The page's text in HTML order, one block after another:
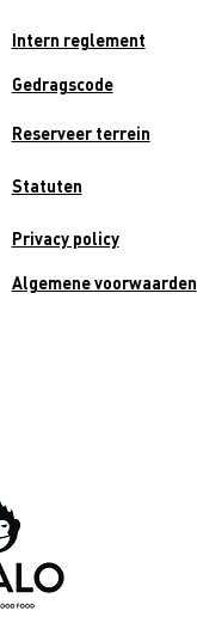
Intern reglement
Gedragscode
Reserveer terrein
Statuten
Privacy policy
Algemene voorwaarden